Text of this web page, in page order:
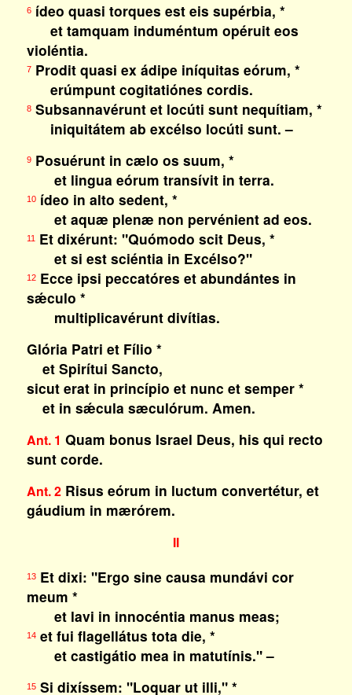
6ídeo quasi torques est eis supérbia, *
et tamquam induméntum opéruit eos
violéntia.
7Prodit quasi ex ádipe iníquitas eórum, *
erúmpunt cogitatiónes cordis.
8Subsannavérunt et locúti sunt nequítiam, *
iniquitátem ab excélso locúti sunt. –
9Posuérunt in cælo os suum, *
et lingua eórum transívit in terra.
10ídeo in alto sedent, *
et aquæ plenæ non pervénient ad eos.
11Et dixérunt: "Quómodo scit Deus, *
et si est sciéntia in Excélso?"
12Ecce ipsi peccatóres et abundántes in
sǽculo *
multiplicavérunt divítias.
Glória Patri et Fílio *
et Spirítui Sancto,
sicut erat in princípio et nunc et semper *
et in sǽcula sæculórum. Amen.
Ant. 1 Quam bonus Israel Deus, his qui recto
sunt corde.
Ant. 2Risus eórum in luctum convertétur, et
gáudium in mærórem.
II
13Et dixi: "Ergo sine causa mundávi cor
meum *
et lavi in innocéntia manus meas;
14et fui flagellátus tota die, *
et castigátio mea in matutínis." –
15Si dixíssem: "Loquar ut illi," *